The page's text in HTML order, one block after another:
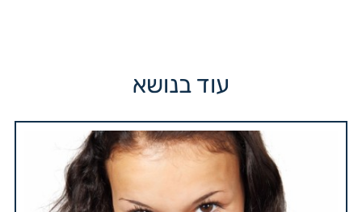
עוד בנושא